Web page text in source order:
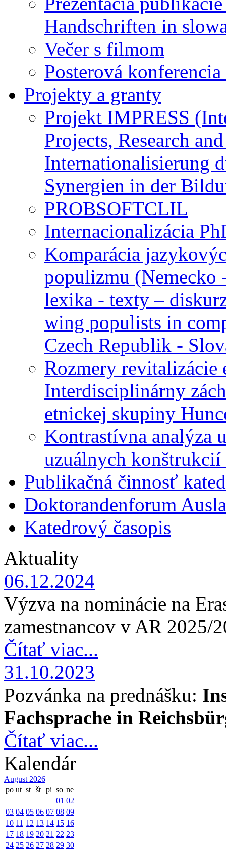
Handschriften in
Večer s filmom
Posterová
Projekty a granty
Projekt IMPRESS
Projects, Research
Internationalisierung
Synergien in der
PROBSOFTCLIL
Internacionalizácia
Komparácia
populizmu (Nemecko
lexika - texty –
wing populists in
Czech Republik -
Rozmery
Interdisciplinárny
etnickej skupiny
Kontrastívna analýza
uzuálnych konštrukcií
Publikačná činnosť
Doktorandenforum
Katedrový časopis
Aktuality
06.12.2024
Výzva na nominácie na
zamestnancov v AR 2025/
Čítať viac...
31.10.2023
Pozvánka na prednášku:
Fachsprache in
Čítať viac...
Kalendár
August 2026
po ut st št pi so ne
01 02
03 04 05 06 07 08 09
10 11 12 13 14 15 16
17 18 19 20 21 22 23
24 25 26 27 28 29 30